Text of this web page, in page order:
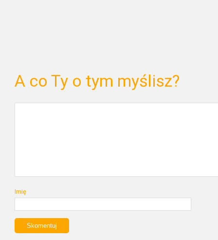
A co Ty o tym myślisz?
Imię